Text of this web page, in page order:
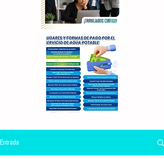
Entrada